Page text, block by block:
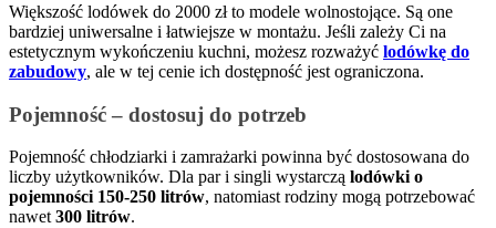
Większość lodówek do 2000 zł to modele wolnostojące. Są one
bardziej uniwersalne i łatwiejsze w montażu. Jeśli zależy Ci na
estetycznym wykończeniu kuchni, możesz rozważyć lodówkę do
zabudowy, ale w tej cenie ich dostępność jest ograniczona.
Pojemność – dostosuj do potrzeb
Pojemność chłodziarki i zamrażarki powinna być dostosowana do
liczby użytkowników. Dla par i singli wystarczą lodówki o
pojemności 150-250 litrów, natomiast rodziny mogą potrzebować
nawet 300 litrów.